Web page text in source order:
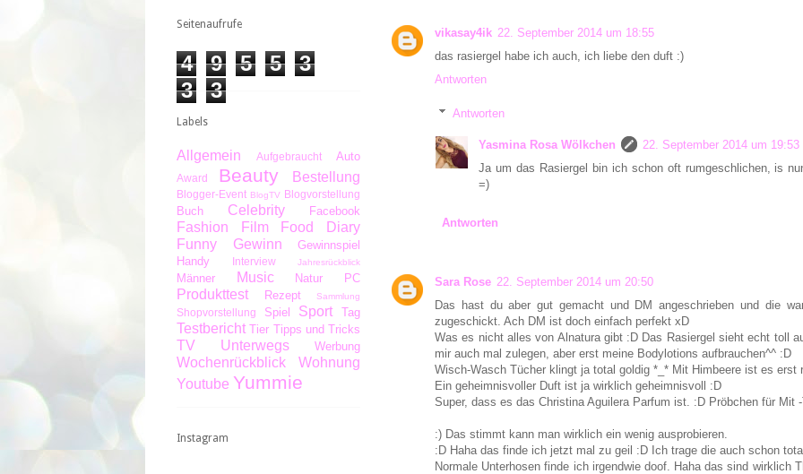
vikasay4ik 22. September 2014 um 18:55
das rasiergel habe ich auch, ich liebe den duft :)
Antworten
Antworten
Yasmina Rosa Wölkchen
22. September 2014 um 19:53
Ja um das Rasiergel bin ich schon oft rumgeschlichen, is
=)
Antworten
Sara Rose 22. September 2014 um 20:50
Das hast du aber gut gemacht und DM angeschrieben und die
zugeschickt. Ach DM ist doch einfach perfekt xD
Was es nicht alles von Alnatura gibt :D Das Rasiergel sieht echt toll
mir auch mal zulegen, aber erst meine Bodylotions aufbrauchen^^ :D
Wisch-Wasch Tücher klingt ja total goldig *_* Mit Himbeere ist es erst
Ein geheimnisvoller Duft ist ja wirklich geheimnisvoll :D
Super, dass es das Christina Aguilera Parfum ist. :D Pröbchen für Mit
:) Das stimmt kann man wirklich ein wenig ausprobieren.
:D Haha das finde ich jetzt mal zu geil :D Ich trage die auch schon
Normale Unterhosen finde ich irgendwie doof. Haha das sind wirklich
Seitenaufrufe
4 9 5 5
3
3
3
Labels
Allgemein Aufgebraucht Auto
Award Beauty Bestellung
Blogger-Event BlogTV Blogvorstellung
Buch Celebrity Facebook
Fashion Film
Food Diary
Funny
Gewinn
Gewinnspiel
Handy
Interview Jahresrückblick
Männer Music Natur PC
Produkttest Rezept Sammlung
Shopvorstellung Spiel Sport Tag
Testbericht Tier Tipps und Tricks
TV Unterwegs Werbung
Wochenrückblick
Wohnung
Youtube Yummie
Instagram